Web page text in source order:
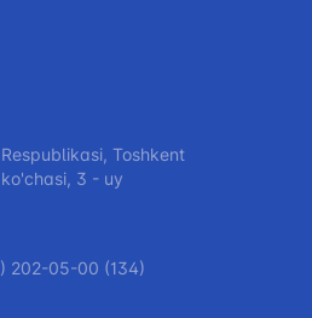
Toshkent
3 - uy
202-05-00 (134)